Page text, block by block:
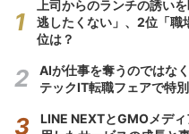
上司からのランチの誘い
逃したくない」、2位「職
位は？
AIが仕事を奪うのではな
テックIT転職フェアで特
LINE NEXTとGMOメデ